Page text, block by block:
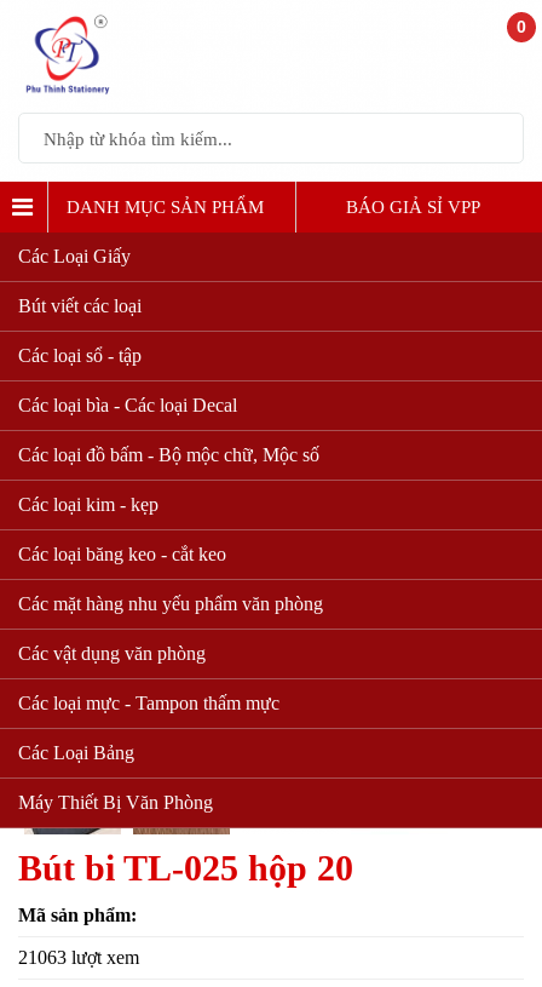
DANH MỤC SẢN PHẨM BÁO GIẢ SỈ VPP
Các Loại Giấy
Bút viết các loại
Các loại sổ - tập
Các loại bìa - Các loại Decal
Các loại đồ bấm - Bộ mộc chữ, Mộc số
Các loại kim - kẹp
Các loại băng keo - cắt keo
Các mặt hàng nhu yếu phẩm văn phòng
Các vật dụng văn phòng
Các loại mực - Tampon thấm mực
Các Loại Bảng
Máy Thiết Bị Văn Phòng
Bút bi TL-025 hộp 20
Mã sản phẩm:
21063 lượt xem
0